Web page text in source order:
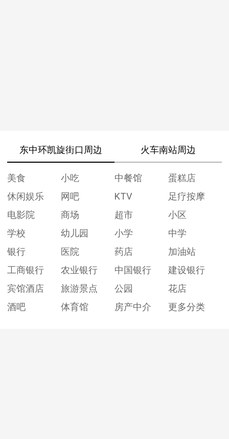
东中环凯旋街口周边 火车南站周边
美食 小吃 中餐馆
蛋糕店
休闲娱乐
网吧 KTV
足疗按摩
电影院
商场 超市
小区
学校
幼儿园 小学
中学
银行
医院 药店
加油站
工商银行
农业银行 中国银行
建设银行
宾馆酒店
旅游景点 公园
花店
酒吧
体育馆 房产中介 更多分类